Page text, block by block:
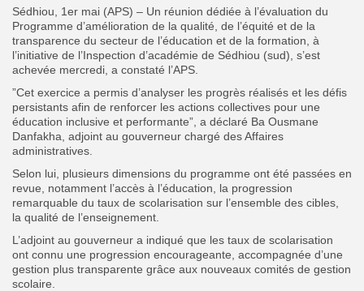
Search
for:
Search
Button
FR
Sédhiou, 1er mai (APS) – Un réunion dédiée à l’évaluation du
Programme d’amélioration de la qualité, de l’équité et de la
transparence du secteur de l’éducation et de la formation, à
l’initiative de l’Inspection d’académie de Sédhiou (sud), s’est
achevée mercredi, a constaté l’APS.
”Cet exercice a permis d’analyser les progrès réalisés et les défis
persistants afin de renforcer les actions collectives pour une
éducation inclusive et performante”, a déclaré Ba Ousmane
Danfakha, adjoint au gouverneur chargé des Affaires
administratives.
Selon lui, plusieurs dimensions du programme ont été passées en
revue, notamment l’accès à l’éducation, la progression
remarquable du taux de scolarisation sur l’ensemble des cibles,
la qualité de l’enseignement.
L’adjoint au gouverneur a indiqué que les taux de scolarisation
ont connu une progression encourageante, accompagnée d’une
gestion plus transparente grâce aux nouveaux comités de gestion
scolaire.